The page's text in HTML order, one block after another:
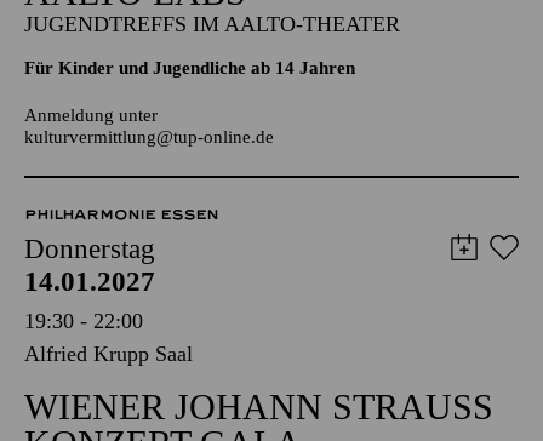
Aalto-Cafeteria
AALTO LABS
Für Kinder und Jugendliche ab 14 Jahren
kulturvermittlung@tup-online.de
PHILHARMONIE ESSEN
Donnerstag
14.01.2027
19:30 - 22:00
Alfried Krupp Saal